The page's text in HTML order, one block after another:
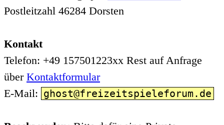
Postleitzahl 46284 Dorsten
Kontakt
Telefon: +49 157501223xx Rest auf Anfrage
über Kontaktformular
E-Mail: ghost@freizeitspieleforum.de